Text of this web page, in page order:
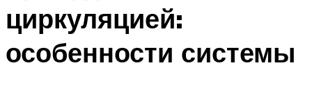
циркуляцией:
особенности системы